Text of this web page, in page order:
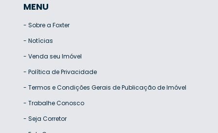
MENU
- Sobre a Foxter
- Notícias
- Venda seu Imóvel
- Política de Privacidade
- Termos e Condições Gerais de Publicação de Imóvel
- Trabalhe Conosco
- Seja Corretor